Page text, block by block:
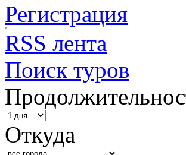
Регистрация
RSS лента
Поиск туров
Откуда